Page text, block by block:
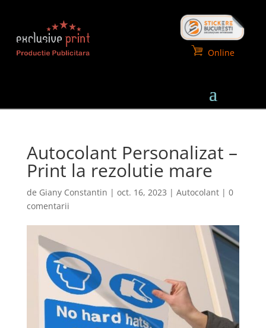
Online
Autocolant Personalizat –
Print la rezolutie mare
de Giany Constantin | oct. 16, 2023 | Autocolant| 0
comentarii